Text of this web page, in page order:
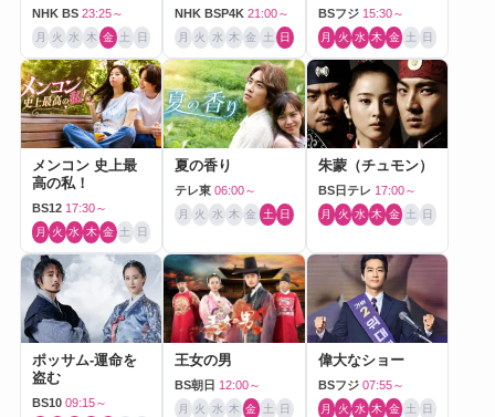
NHK BS 23:25～
月 火 水 木 金 土 日
NHK BSP4K 21:00～
月 火 水 木 金 土 日
BSフジ 15:30～
月 火 水 木 金 土 日
メンコン 史上最
高の私！
BS12 17:30～
月 火 水 木 金 土 日
夏の香り
テレ東 06:00～
月 火 水 木 金 土 日
朱蒙（チュモン）
BS日テレ 17:00～
月 火 水 木 金 土 日
ポッサム-運命を
盗む
BS10 09:15～
王女の男
BS朝日 12:00～
月 火 水 木 金 土 日
偉大なショー
BSフジ 07:55～
月 火 水 木 金 土 日